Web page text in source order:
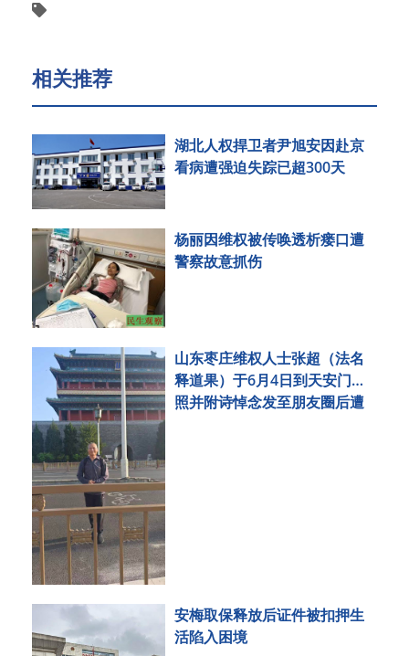
相关推荐
湖北人权捍卫者尹旭安因赴京
看病遭强迫失踪已超300天
杨丽因维权被传唤透析瘘口遭
警察故意抓伤
山东枣庄维权人士张超（法名
释道果）于6月4日到天安门拍
照并附诗悼念发至朋友圈后遭
安梅取保释放后证件被扣押生
活陷入困境